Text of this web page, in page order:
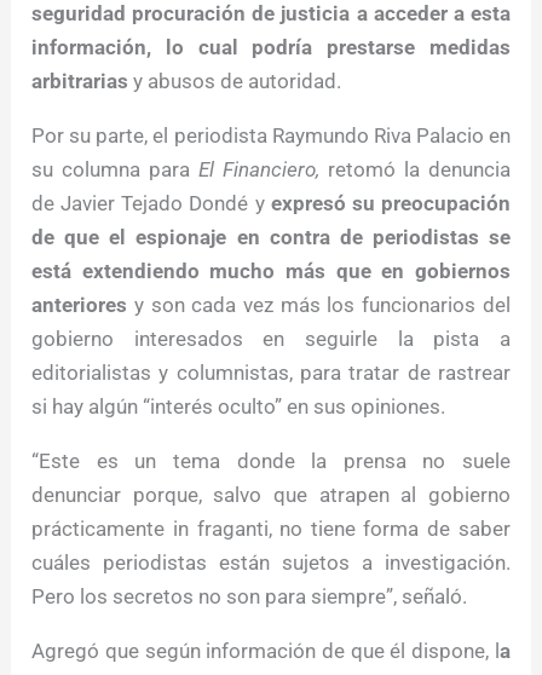
seguridad procuración de justicia a acceder a esta
información, lo cual podría prestarse medidas
arbitrarias y abusos de autoridad.
Por su parte, el periodista Raymundo Riva Palacio en
su columna paraEl Financiero, retomó la denuncia
de Javier Tejado Dondé yexpresó su preocupación
de que el espionaje en contra de periodistas se
está extendiendo mucho más que en gobiernos
anteriores y son cada vez más los funcionarios del
gobierno interesados en seguirle la pista a
editorialistas y columnistas, para tratar de rastrear
si hay algún “interés oculto” en sus opiniones.
“Este es un tema donde la prensa no suele
denunciar porque, salvo que atrapen al gobierno
prácticamente in fraganti, no tiene forma de saber
cuáles periodistas están sujetos a investigación.
Pero los secretos no son para siempre”, señaló.
Agregó que según información de que él dispone, l a